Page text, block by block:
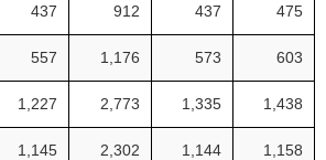
437 912 437 475
557 1,176 573 603
1,227 2,773 1,335 1,438
1,145 2,302 1,144 1,158